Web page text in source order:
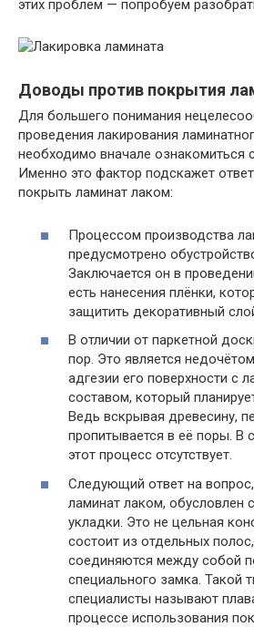
этих проблем — попробуем
Доводы против покрытия
Для большего понимания
проведения лакирования
необходимо вначале ознакомиться
Именно это фактор подскажет
покрыть ламинат лаком:
Процессом производства
предусмотрено
Заключается он в
есть нанесения плёнки,
защитить декоративный
В отличии от паркетной
пор. Это является
адгезии его поверхности с
составом, который
Ведь вскрывая древесину,
пропитывается в её поры. В
этот процесс отсутствует.
Следующий ответ на
ламинат лаком, обусловлен
укладки. Это не цельная
состоит из отдельных
соединяются между собой
специального замка. Такой
специалисты называют
процессе использования